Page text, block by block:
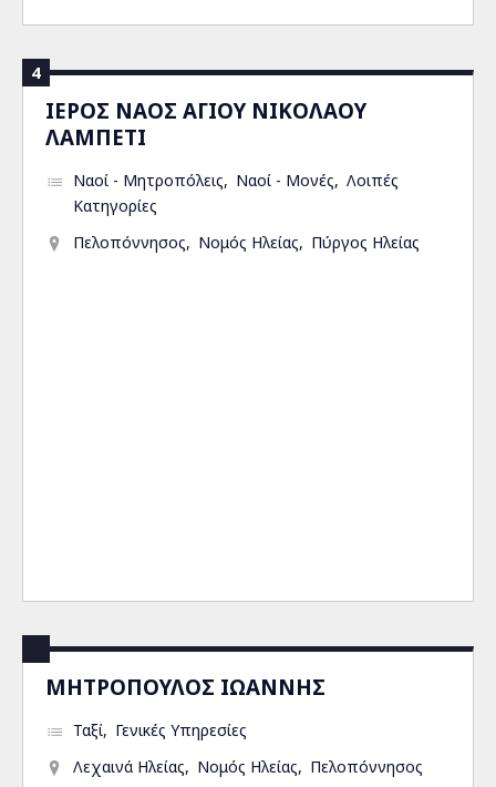
4
ΙΕΡΟΣ ΝΑΟΣ ΑΓΙΟΥ ΝΙΚΟΛΑΟΥ
ΛΑΜΠΕΤΙ
Ναοί - Μητροπόλεις Ναοί - Μονές
Λοιπές
Κατηγορίες
Πελοπόννησος
Νομός Ηλείας Πύργος Ηλείας
ΜΗΤΡΟΠΟΥΛΟΣ ΙΩΑΝΝΗΣ
Ταξί
Γενικές Υπηρεσίες
Λεχαινά Ηλείας
Νομός Ηλείας Πελοπόννησος